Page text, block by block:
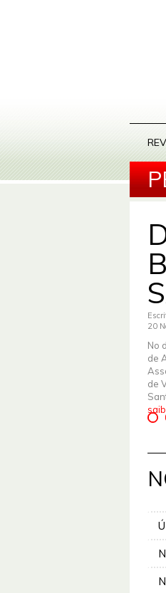
20
No
de
de